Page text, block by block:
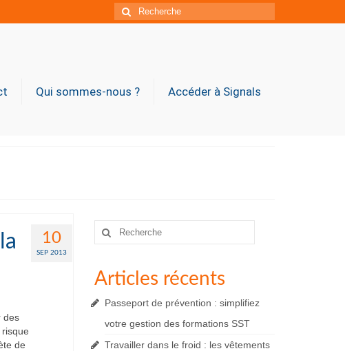
Rechercher
:
Qui sommes-nous ? Accéder à Signals
10
SEP 2013
des
de
Rechercher
Articles récents
Passeport de prévention : simplifiez
votre gestion des formations SST
Travailler dans le froid : les vêtements